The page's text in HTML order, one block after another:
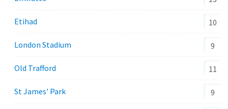
Etihad 10
London Stadium 9
Old Trafford 11
St James' Park 9